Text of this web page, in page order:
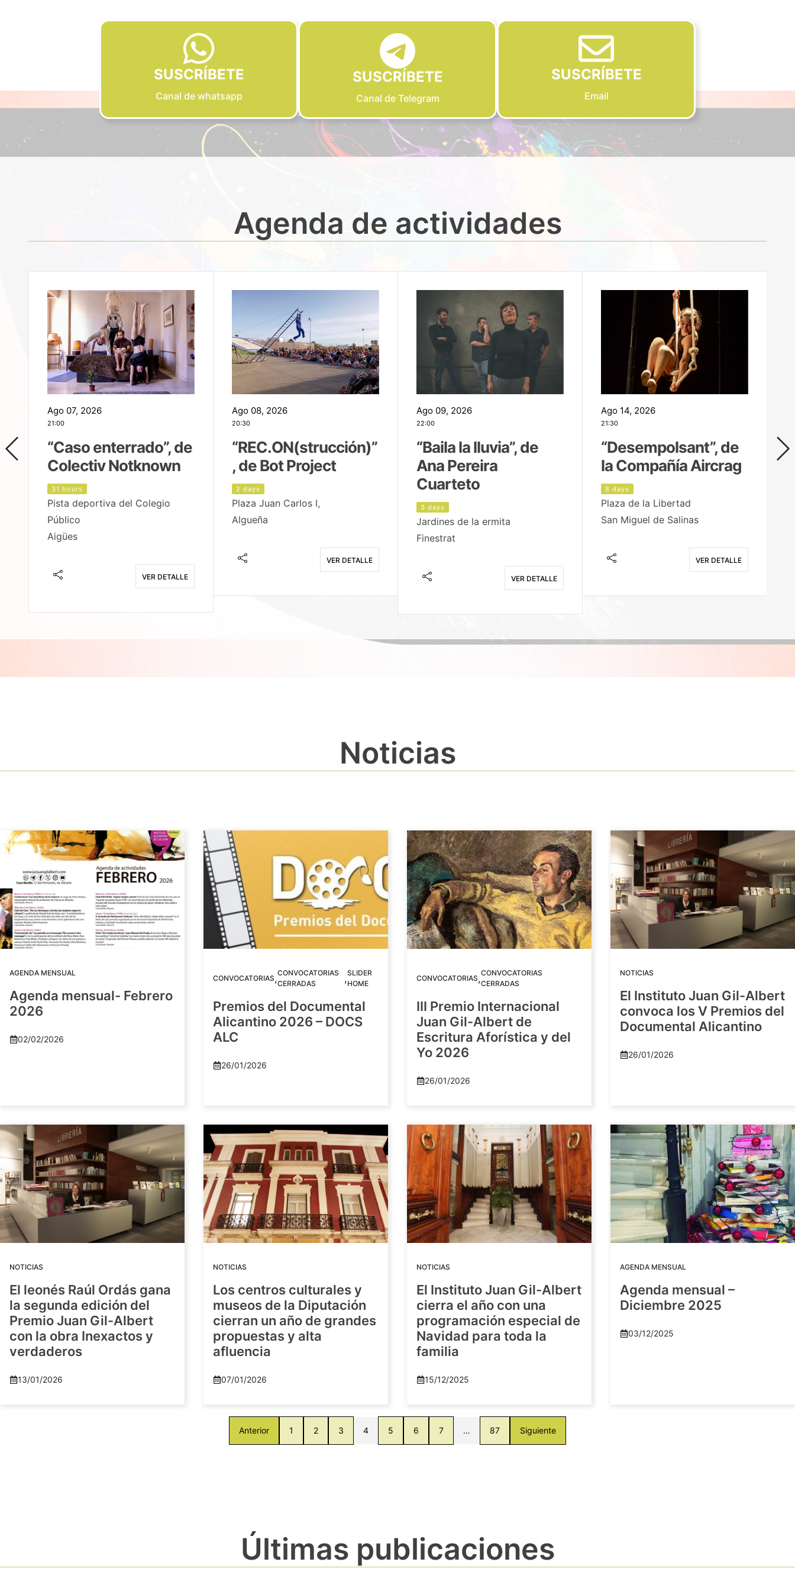
SUSCRÍBETE
Canal de whatsapp
SUSCRÍBETE
Canal de Telegram
SUSCRÍBETE
Email
Agenda de actividades
Ago 07, 2026
21:00
“Caso enterrado”, de
Colectiv Notknown
31 hours
Pista deportiva del Colegio
Público
Aigües
VER DETALLE
Ago 08, 2026
20:30
“REC.ON(strucción)”
, de Bot Project
2 days
Plaza Juan Carlos I,
Algueña
VER DETALLE
Ago 09, 2026
22:00
“Baila la lluvia”, de
Ana Pereira
Cuarteto
3 days
Jardines de la ermita
Finestrat
VER DETALLE
Ago 14, 2026
21:30
“Desempolsant”, de
la Compañía Aircrag
8 days
Plaza de la Libertad
San Miguel de Salinas
VER DETALLE
Noticias
AGENDA MENSUAL
Agenda mensual- Febrero
2026
02/02/2026
CONVOCATORIAS,CONVOCATORIAS
CERRADAS
,SLIDER
HOME
Premios del Documental
Alicantino 2026 – DOCS
ALC
26/01/2026
CONVOCATORIAS,CONVOCATORIAS
CERRADAS
III Premio Internacional
Juan Gil-Albert de
Escritura Aforística y del
Yo 2026
26/01/2026
NOTICIAS
El Instituto Juan Gil-Albert
convoca los V Premios del
Documental Alicantino
26/01/2026
NOTICIAS
El leonés Raúl Ordás gana
la segunda edición del
Premio Juan Gil-Albert
con la obra Inexactos y
verdaderos
13/01/2026
NOTICIAS
Los centros culturales y
museos de la Diputación
cierran un año de grandes
propuestas y alta
afluencia
07/01/2026
NOTICIAS
El Instituto Juan Gil-Albert
cierra el año con una
programación especial de
Navidad para toda la
familia
15/12/2025
AGENDA MENSUAL
Agenda mensual –
Diciembre 2025
03/12/2025
Anterior 1 2 3 4 5 6 7 … 87 Siguiente
Últimas publicaciones